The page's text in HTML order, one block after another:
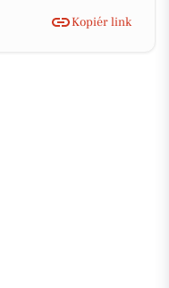
Kopiér link